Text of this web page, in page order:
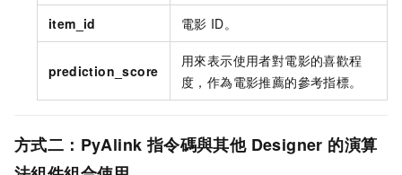
item_id 電影 ID。
prediction_score
用來表示使用者對電影的喜歡程
度，作為電影推薦的參考指標。
方式二：PyAlink 指令碼與其他 Designer 的演算